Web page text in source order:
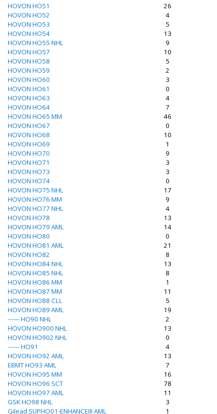
HOVON HO51
26
HOVON HO52
4
HOVON HO53
5
HOVON HO54
13
HOVON HO55 NHL
9
HOVON HO57
10
HOVON HO58
5
HOVON HO59
2
HOVON HO60
3
HOVON HO61
0
HOVON HO63
4
HOVON HO64
7
HOVON HO65 MM
46
HOVON HO67
0
HOVON HO68
10
HOVON HO69
1
HOVON HO70
9
HOVON HO71
3
HOVON HO73
3
HOVON HO74
0
HOVON HO75 NHL
17
HOVON HO76 MM
9
HOVON HO77 NHL
4
HOVON HO78
13
HOVON HO79 AML
14
HOVON HO80
0
HOVON HO81 AML
21
HOVON HO82
8
HOVON HO84 NHL
13
HOVON HO85 NHL
8
HOVON HO86 MM
1
HOVON HO87 MM
11
HOVON HO88 CLL
5
HOVON HO89 AML
19
------ HO90 NHL
2
HOVON HO900 NHL
13
HOVON HO902 NHL
0
------ HO91
4
HOVON HO92 AML
13
EBMT HO93 AML
7
HOVON HO95 MM
16
HOVON HO96 SCT
78
HOVON HO97 AML
11
GSK HO98 NHL
3
Gilead SUPHO01-ENHANCEIII AML
1